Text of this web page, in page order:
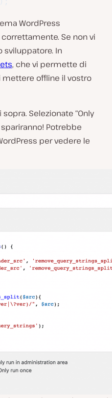
WordPress
Se non vi
In
, che vi permette di
offline il vostro
Selezionate “Only
Potrebbe
per vedere le